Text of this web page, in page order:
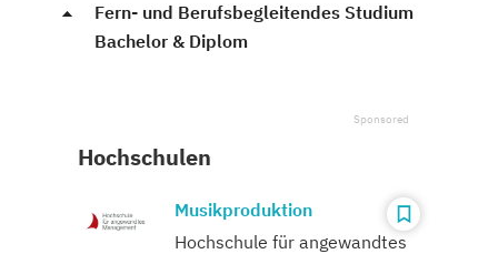
Fern- und Berufsbegleitendes Studium
Bachelor & Diplom
Hochschulen
Musikproduktion
Hochschule für angewandtes